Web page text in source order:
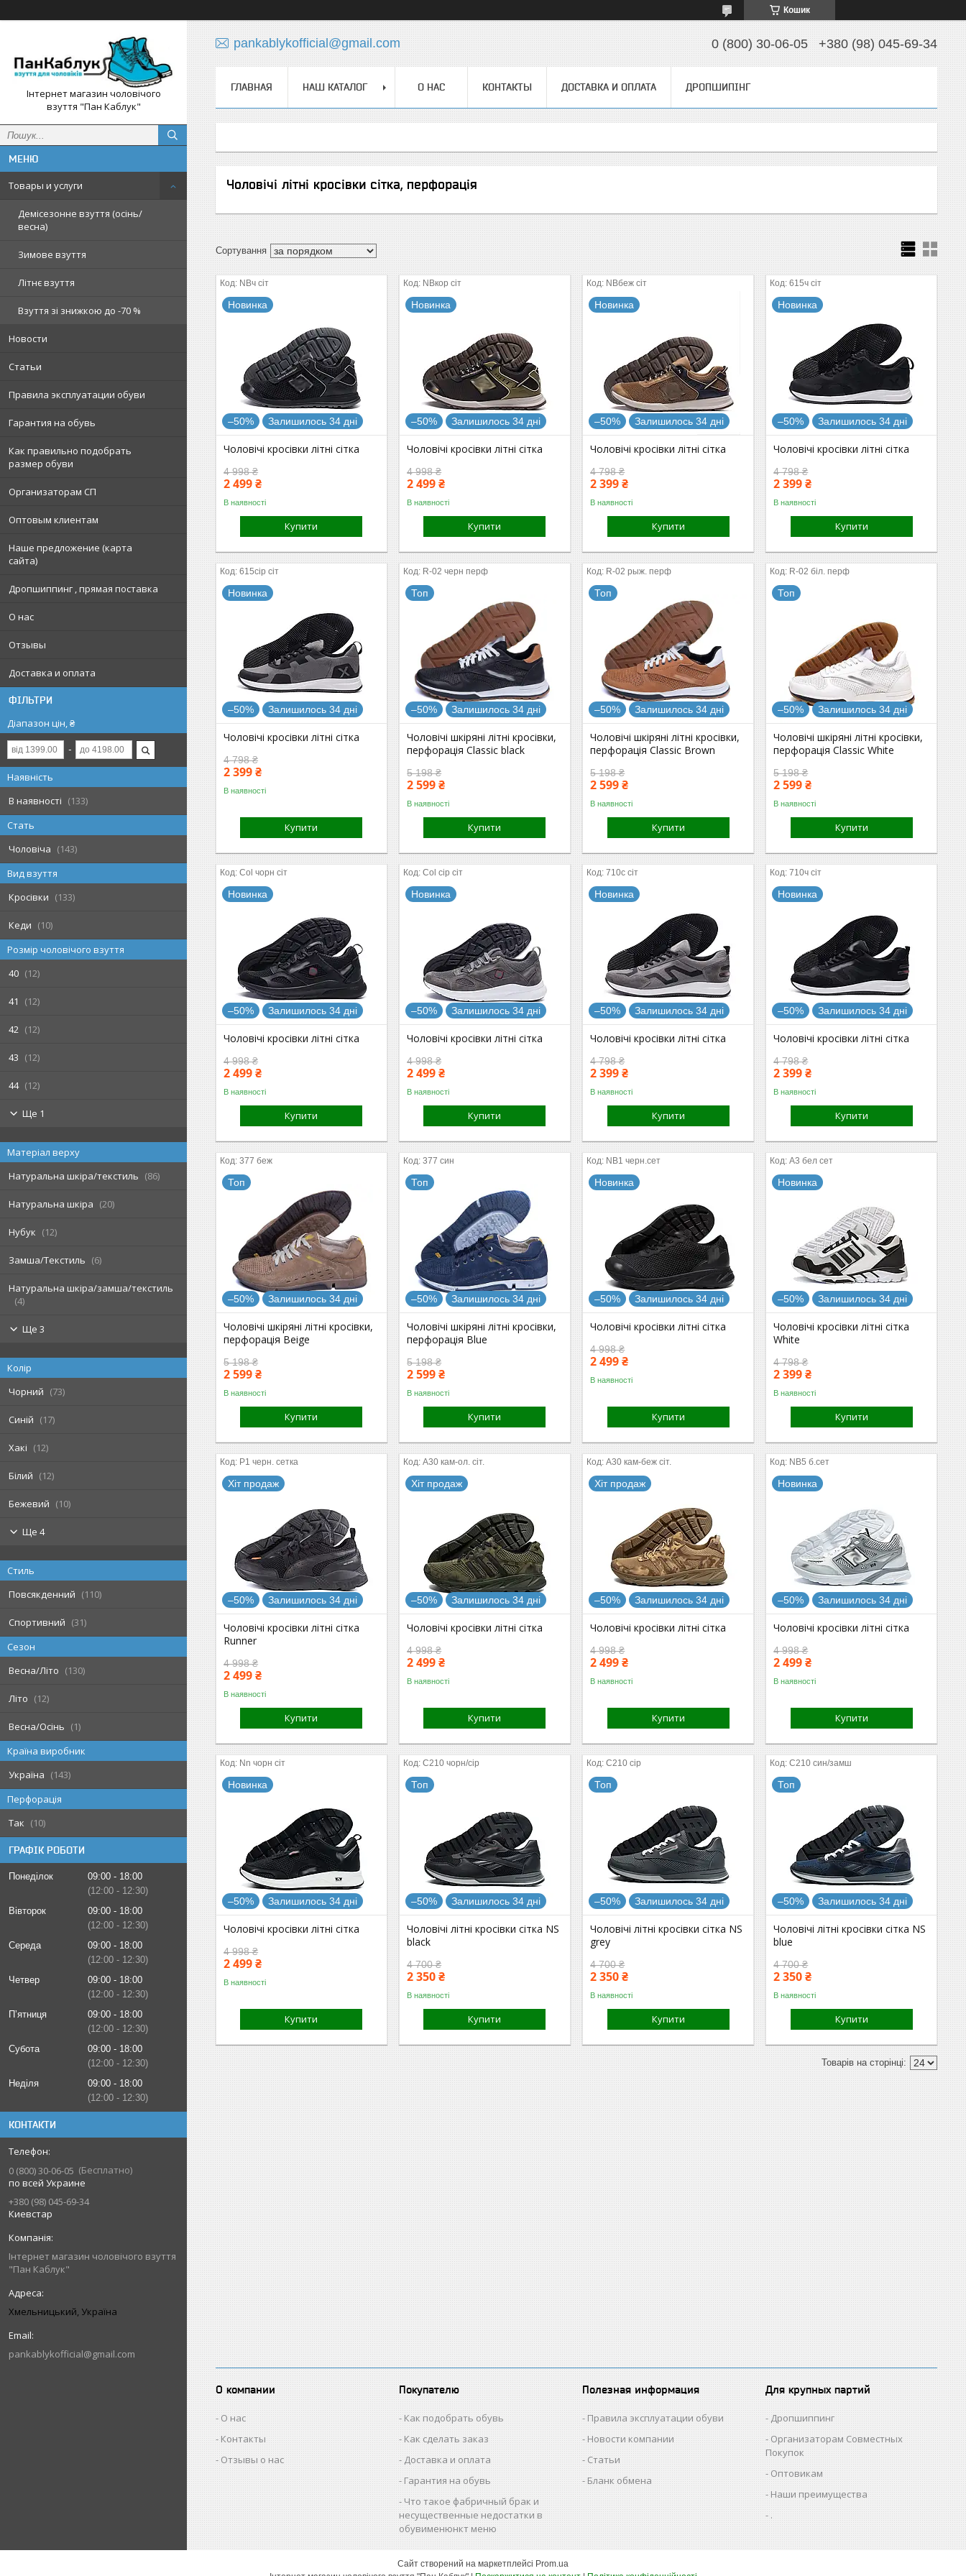
Кошик
Інтернет магазин чоловічого
взуття "Пан Каблук"
Товары и услуги
Демісезонне взуття (осінь/
весна)
Зимове взуття
Літнє взуття
Взуття зі знижкою до -70 %
Новости
Статьи
Правила эксплуатации обуви
Гарантия на обувь
Как правильно подобрать
размер обуви
Организаторам СП
Оптовым клиентам
Наше предложение (карта
сайта)
Дропшиппинг , прямая поставка
О нас
Отзывы
Доставка и оплата
ФІЛЬТРИ
Діапазон цін, ₴
Наявність
В наявності
133
Стать
Чоловіча
143
Вид взуття
Кросівки
133
Кеди
10
Розмір чоловічого взуття
40
12
41 12
42 12
43 12
44 12
Ще 1
Матеріал верху
Натуральна шкіра/текстиль
86
Натуральна шкіра 20
Нубук 12
Замша/Текстиль 6
Натуральна шкіра/замша/текстиль
4
Ще 3
Колір
Чорний
73
Синій 17
Хакі 12
Білий 12
Бежевий 10
Ще 4
Стиль
Повсякденний
110
Спортивний
31
Сезон
Весна/Літо
130
Літо 12
Весна/Осінь
1
Країна виробник
Україна
143
Перфорація
Так
10
ГРАФІК РОБОТИ
Понеділок 09:00
18:00
12:00
12:30
Вівторок
09:00
18:00
12:00
12:30
Середа
09:00
18:00
12:00
12:30
Четвер
09:00
18:00
12:00
12:30
Пʼятниця
09:00
18:00
12:00
12:30
Субота
09:00
18:00
12:00
12:30
Неділя
09:00
18:00
12:00
12:30
КОНТАКТИ
0 (800) 30-06-05
Бесплатно
по всей Украине
+380 (98) 045-69-34
Киевстар
Інтернет магазин чоловічого взуття
"Пан Каблук"
Хмельницький, Україна
pankablykofficial@gmail.com
pankablykofficial@gmail.com 0 (800) 30-06-05 +380 (98) 045-69-34
ГЛАВНАЯ НАШ КАТАЛОГ О НАС КОНТАКТЫ ДОСТАВКА И ОПЛАТА ДРОПШИПІНГ
Чоловічі літні кросівки сітка, перфорація
NBч сіт
Новинка
–50% Залишилось 34 дні
Чоловічі кросівки літні сітка
4 998 ₴
2 499 ₴
В наявності
Купити
NBкор сіт
Новинка
–50% Залишилось 34 дні
Чоловічі кросівки літні сітка
4 998 ₴
2 499 ₴
В наявності
Купити
NBбеж сіт
Новинка
–50% Залишилось 34 дні
Чоловічі кросівки літні сітка
4 798 ₴
2 399 ₴
В наявності
Купити
615ч сіт
Новинка
–50% Залишилось 34 дні
Чоловічі кросівки літні сітка
4 798 ₴
2 399 ₴
В наявності
Купити
615сір сіт
Новинка
–50% Залишилось 34 дні
Чоловічі кросівки літні сітка
4 798 ₴
2 399 ₴
В наявності
Купити
R-02 черн перф
Топ
–50% Залишилось 34 дні
Чоловічі шкіряні літні кросівки,
перфорація Classic black
5 198 ₴
2 599 ₴
В наявності
Купити
R-02 рыж. перф
Топ
–50% Залишилось 34 дні
Чоловічі шкіряні літні кросівки,
перфорація Classic Brown
5 198 ₴
2 599 ₴
В наявності
Купити
R-02 біл. перф
Топ
–50% Залишилось 34 дні
Чоловічі шкіряні літні кросівки,
перфорація Classic White
5 198 ₴
2 599 ₴
В наявності
Купити
Col чорн сіт
Новинка
–50% Залишилось 34 дні
Чоловічі кросівки літні сітка
4 998 ₴
2 499 ₴
В наявності
Купити
Col сір сіт
Новинка
–50% Залишилось 34 дні
Чоловічі кросівки літні сітка
4 998 ₴
2 499 ₴
В наявності
Купити
710с сіт
Новинка
–50% Залишилось 34 дні
Чоловічі кросівки літні сітка
4 798 ₴
2 399 ₴
В наявності
Купити
710ч сіт
Новинка
–50% Залишилось 34 дні
Чоловічі кросівки літні сітка
4 798 ₴
2 399 ₴
В наявності
Купити
377 беж
Топ
–50% Залишилось 34 дні
Чоловічі шкіряні літні кросівки,
перфорація Beige
5 198 ₴
2 599 ₴
В наявності
Купити
377 син
Топ
–50% Залишилось 34 дні
Чоловічі шкіряні літні кросівки,
перфорація Blue
5 198 ₴
2 599 ₴
В наявності
Купити
NB1 черн.сет
Новинка
–50% Залишилось 34 дні
Чоловічі кросівки літні сітка
4 998 ₴
2 499 ₴
В наявності
Купити
A3 бел сет
Новинка
–50% Залишилось 34 дні
Чоловічі кросівки літні сітка
White
4 798 ₴
2 399 ₴
В наявності
Купити
P1 черн. сетка
Хіт продаж
–50% Залишилось 34 дні
Чоловічі кросівки літні сітка
Runner
4 998 ₴
2 499 ₴
В наявності
Купити
А30 кам-ол. сіт.
Хіт продаж
–50% Залишилось 34 дні
Чоловічі кросівки літні сітка
4 998 ₴
2 499 ₴
В наявності
Купити
А30 кам-беж сіт.
Хіт продаж
–50% Залишилось 34 дні
Чоловічі кросівки літні сітка
4 998 ₴
2 499 ₴
В наявності
Купити
NB5 б.сет
Новинка
–50% Залишилось 34 дні
Чоловічі кросівки літні сітка
4 998 ₴
2 499 ₴
В наявності
Купити
Nn чорн сіт
Новинка
–50% Залишилось 34 дні
Чоловічі кросівки літні сітка
4 998 ₴
2 499 ₴
В наявності
Купити
С210 чорн/сір
Топ
–50% Залишилось 34 дні
Чоловічі літні кросівки сітка NS
black
4 700 ₴
2 350 ₴
В наявності
Купити
С210 сір
Топ
–50% Залишилось 34 дні
Чоловічі літні кросівки сітка NS
grey
4 700 ₴
2 350 ₴
В наявності
Купити
С210 син/замш
Топ
–50% Залишилось 34 дні
Чоловічі літні кросівки сітка NS
blue
4 700 ₴
2 350 ₴
В наявності
Купити
О компании
О нас
Контакты
Отзывы о нас
Покупателю
Как подобрать обувь
Как сделать заказ
Доставка и оплата
Гарантия на обувь
Что такое фабричный брак и
несущественные недостатки в
обувименюнкт меню
Полезная информация
Правила эксплуатации обуви
Новости компании
Статьи
Бланк обмена
Для крупных партий
Дропшиппинг
Организаторам Совместных
Покупок
Оптовикам
Наши преимущества
.
Сайт створений на маркетплейсі Prom.ua